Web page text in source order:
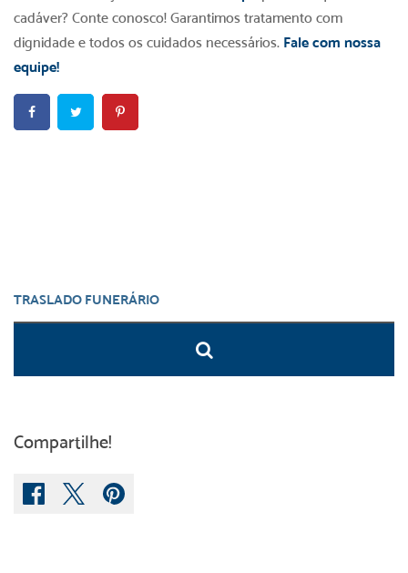
cadáver? Conte conosco! Garantimos tratamento com
dignidade e todos os cuidados necessários. Fale com nossa
equipe!
Compartilhe!